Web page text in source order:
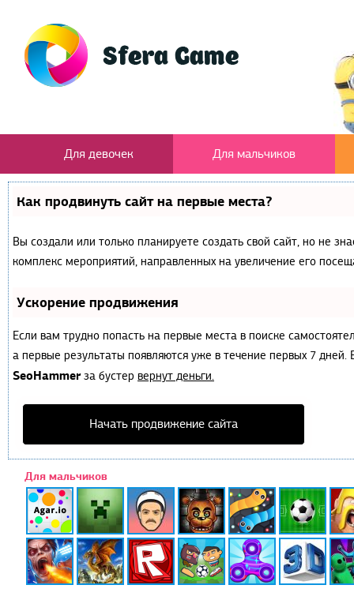
Для девочек Для мальчиков
Как продвинуть сайт на первые места?
Вы создали или только планируете создать свой сайт, но не
комплекс мероприятий, направленных на увеличение его
Ускорение продвижения
Если вам трудно попасть на первые места в поиске
а первые результаты появляются уже в течение первых 7
SeoHammerза бустер вернут деньги.
Начать продвижение сайта
Для мальчиков